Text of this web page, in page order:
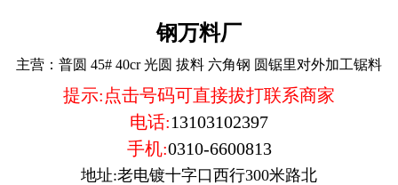
钢万料厂
主营： 普圆 45# 40cr 光圆 拔料 六角钢 圆锯里对外加工锯料
提示:点击号码可直接拔打联系商家
电话:13103102397
手机:0310-6600813
地址:老电镀十字口西行300米路北